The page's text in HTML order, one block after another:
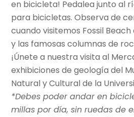
en bicicleta! Pedalea junto al
para bicicletas. Observa de
cuando visitemos Fossil
y las famosas columnas de
¡Únete a nuestra visita al
exhibiciones de geología del
Natural y Cultural de la
*Debes poder andar en
millas por día, sin ruedas de